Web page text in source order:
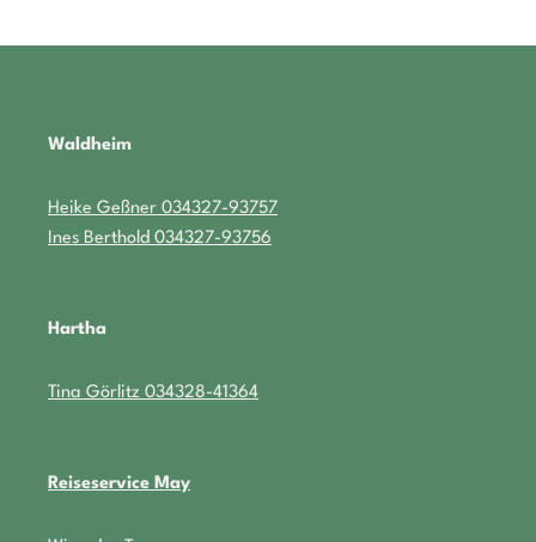
Waldheim
Heike Geßner 034327-93757
Ines Berthold 034327-93756
Hartha
Tina Görlitz 034328-41364
Reiseservice May